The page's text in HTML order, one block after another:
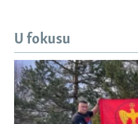
U fokusu